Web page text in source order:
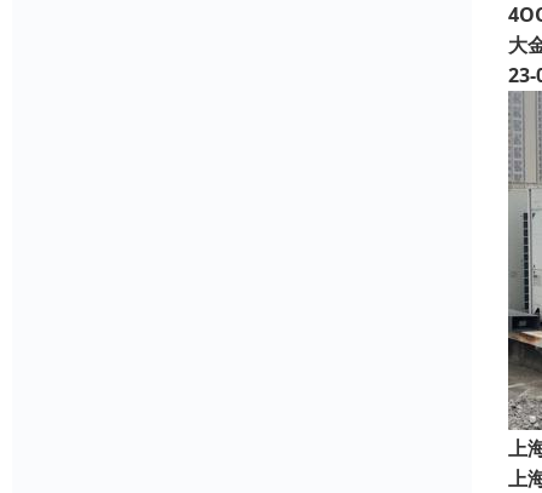
大
23-
上
上